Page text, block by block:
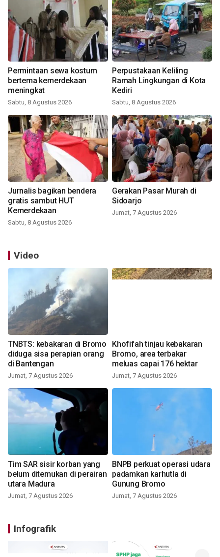
Permintaan sewa kostum
bertema kemerdekaan
meningkat
Sabtu, 8 Agustus 2026
Perpustakaan Keliling
Ramah Lingkungan di Kota
Kediri
Sabtu, 8 Agustus 2026
Jurnalis bagikan bendera
gratis sambut HUT
Kemerdekaan
Sabtu, 8 Agustus 2026
Gerakan Pasar Murah di
Sidoarjo
Jumat, 7 Agustus 2026
Video
TNBTS: kebakaran di Bromo
diduga sisa perapian orang
di Bantengan
Jumat, 7 Agustus 2026
Khofifah tinjau kebakaran
Bromo, area terbakar
meluas capai 176 hektar
Jumat, 7 Agustus 2026
Tim SAR sisir korban yang
belum ditemukan di perairan
utara Madura
Jumat, 7 Agustus 2026
BNPB perkuat operasi udara
padamkan karhutla di
Gunung Bromo
Jumat, 7 Agustus 2026
Infografik